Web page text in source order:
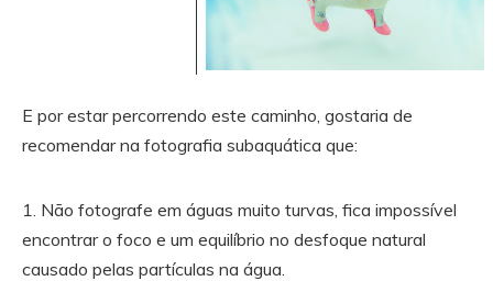
E por estar percorrendo este caminho, gostaria de
recomendar na fotografia subaquática que:
Não fotografe em águas muito turvas, fica impossível
encontrar o foco e um equilíbrio no desfoque natural
causado pelas partículas na água.